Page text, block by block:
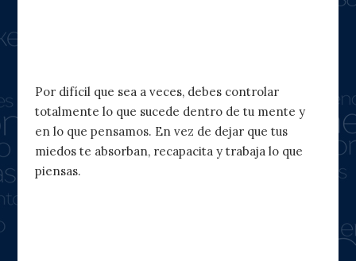
Por difícil que sea a veces, debes controlar
totalmente lo que sucede dentro de tu mente y
en lo que pensamos. En vez de dejar que tus
miedos te absorban, recapacita y trabaja lo que
piensas.